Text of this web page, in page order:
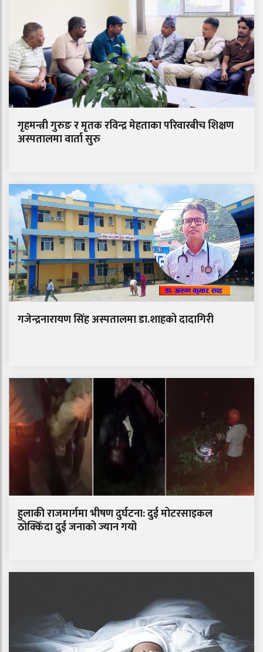
गृहमन्त्री गुरुङ र मृतक रविन्द्र मेहताका परिवारबीच शिक्षण
अस्पतालमा वार्ता सुरु
गजेन्द्रनारायण सिंह अस्पतालमा डा.शाहको दादागिरी
हुलाकी राजमार्गमा भीषण दुर्घटना: दुई मोटरसाइकल
ठोक्किँदा दुई जनाको ज्यान गयो